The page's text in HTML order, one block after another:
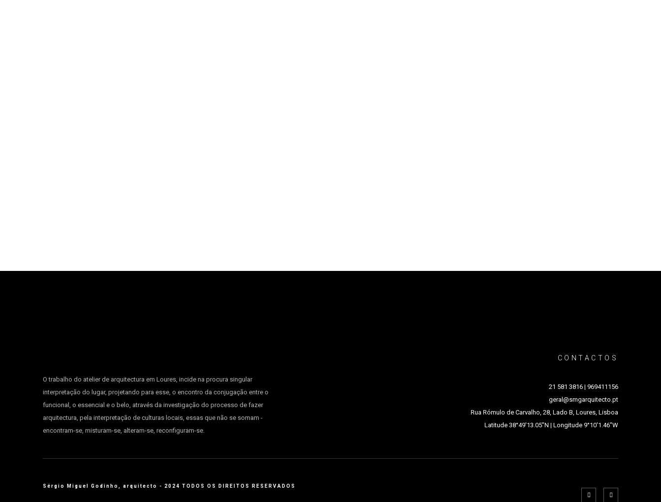
O trabalho do atelier de arquitectura em Loures, incide na procura singular
interpretação do lugar, projetando para esse, o encontro da conjugação entre o
funcional, o essencial e o belo, através da investigação do processo de fazer
arquitectura, pela interpretação de culturas locais, essas que não se somam -
encontram-se, misturam-se, alteram-se, reconfiguram-se.
CONTACTOS
21 581 3816 | 969411156
geral@smgarquitecto.pt
Rua Rómulo de Carvalho, 28, Lado B, Loures, Lisboa
Latitude 38°49'13.05"N | Longitude 9°10'1.46"W
Sérgio Miguel Godinho, arquitecto - 2024 TODOS OS DIREITOS RESERVADOS